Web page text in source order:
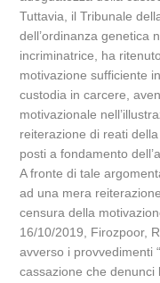
Tuttavia, il Tribunale
dell’ordinanza genetica
incriminatrice, ha
motivazione sufficiente
custodia in carcere,
motivazionale
reiterazione di reati
posti a fondamento
A fronte di tale
ad una mera
censura della
16/10/2019, Firozpoor,
avverso i provvedimenti
cassazione che denunci